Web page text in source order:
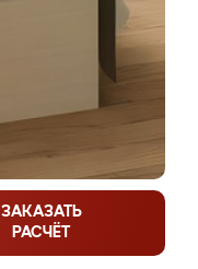
ЗАКАЗАТЬ
РАСЧЁТ